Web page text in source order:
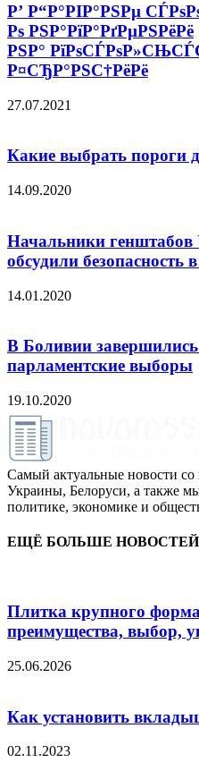
Р’ Р“Р°РІР°РЅРµ
Рѕ РЅР°РїР°РґРµРЅРёРё
РЅР°
Р¤СЂР°РЅС†РёРё
27.07.2021
Какие выбрать пороги
14.09.2020
Начальники
обсудили безопасность
14.01.2020
В Боливии завершились
парламентские выборы
19.10.2020
Самый актуальные новости
Украины, Белоруси, а также
политике, экономике и
ЕЩЁ БОЛЬШЕ НОВОСТЕЙ
Плитка крупного
преимущества, выбор,
25.06.2026
Как установить
02.11.2023